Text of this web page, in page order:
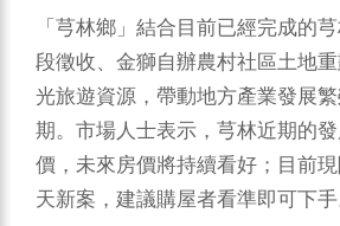
「芎林鄉」結合目前已經完成的
段徵收、金獅自辦農村社區土地
光旅遊資源，帶動地方產業發展
期。市場人士表示，芎林近期的
價，未來房價將持續看好；目前
天新案，建議購屋者看準即可下手